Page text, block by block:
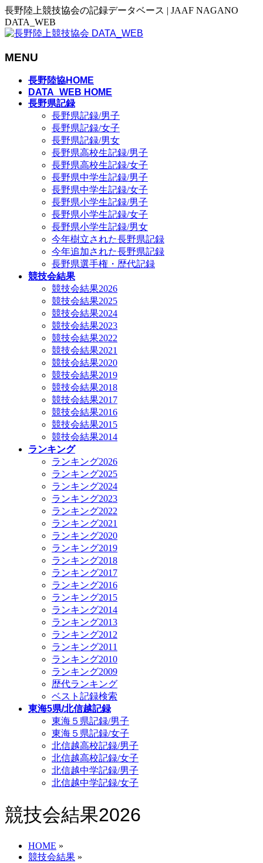
長野陸上競技協会の記録データベース | JAAF NAGANO
DATA_WEB
MENU
長野陸協HOME
DATA_WEB HOME
長野県記録
長野県記録/男子
長野県記録/女子
長野県記録/男女
長野県高校生記録/男子
長野県高校生記録/女子
長野県中学生記録/男子
長野県中学生記録/女子
長野県小学生記録/男子
長野県小学生記録/女子
長野県小学生記録/男女
今年樹立された長野県記録
今年追加された長野県記録
長野県選手権・歴代記録
競技会結果
競技会結果2026
競技会結果2025
競技会結果2024
競技会結果2023
競技会結果2022
競技会結果2021
競技会結果2020
競技会結果2019
競技会結果2018
競技会結果2017
競技会結果2016
競技会結果2015
競技会結果2014
ランキング
ランキング2026
ランキング2025
ランキング2024
ランキング2023
ランキング2022
ランキング2021
ランキング2020
ランキング2019
ランキング2018
ランキング2017
ランキング2016
ランキング2015
ランキング2014
ランキング2013
ランキング2012
ランキング2011
ランキング2010
ランキング2009
歴代ランキング
ベスト記録検索
東海5県/北信越記録
東海５県記録/男子
東海５県記録/女子
北信越高校記録/男子
北信越高校記録/女子
北信越中学記録/男子
北信越中学記録/女子
競技会結果2026
HOME »
競技会結果 »